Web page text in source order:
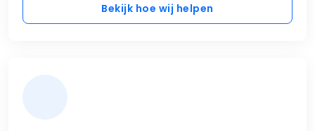
Bekijk hoe wij helpen